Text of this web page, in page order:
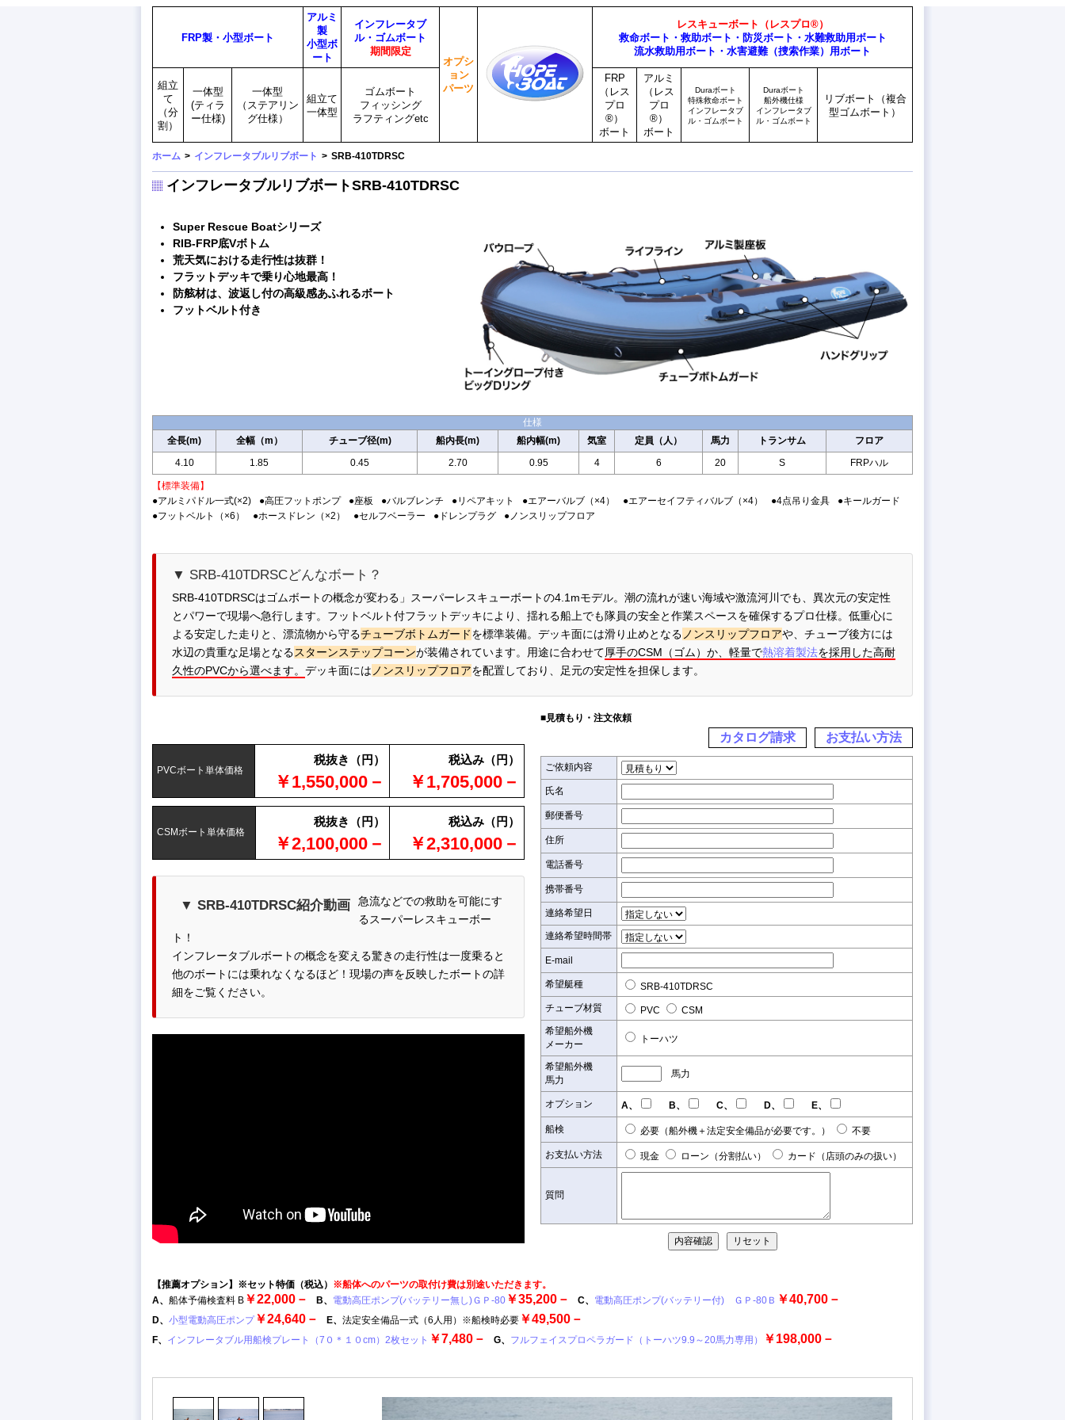
FRP製・小型ボート
アルミ
製
小型ボ
ート
インフレータブ
ル・ゴムボート
期間限定
オプシ
ョン
パーツ
レスキューボート（レスプロ®）
救命ボート・救助ボート・防災ボート・水難救助用ボート
流水救助用ボート・水害避難（捜索作業）用ボート
組立
て
（分
割）
一体型
(ティラ
ー仕様)
一体型
（ステアリン
グ仕様）
組立て
一体型
ゴムボート
フィッシング
ラフティングetc
FRP
（レス
プロ
®）
ボート
アルミ
（レス
プロ
®）
ボート
Duraボート
特殊救命ボート
インフレータブ
ル・ゴムボート
Duraボート
船外機仕様
インフレータブ
ル・ゴムボート
リブボート（複合
型ゴムボート）
ホーム > インフレータブルリブボート > SRB-410TDRSC
インフレータブルリブボートSRB-410TDRSC
Super Rescue Boatシリーズ
RIB-FRP底Vボトム
荒天気における走行性は抜群！
フラットデッキで乗り心地最高！
防舷材は、波返し付の高級感あふれるボート
フットベルト付き
仕様
全長(m)
全幅（m） チューブ径(m) 船内長(m) 船内幅(m) 気室 定員（人） 馬力 トランサム
フロア
4.10
1.85 0.45 2.70 0.95 4 6 20 S FRPハル
【標準装備】
●アルミパドル一式(×2)
●高圧フットポンプ ●座板 ●バルブレンチ ●リペアキット ●エアーバルブ（×4） ●エアーセイフティバルブ（×4） ●4点吊り金具
●キールガード
●フットベルト（×6）
●ホースドレン（×2） ●セルフベーラー ●ドレンプラグ ●ノンスリップフロア
▼ SRB-410TDRSCどんなボート？
SRB-410TDRSCはゴムボートの概念が変わる」スーパーレスキューボートの4.1mモデル。潮の流れが速い海域や激流河川でも、異次元の安定性
とパワーで現場へ急行します。フットベルト付フラットデッキにより、揺れる船上でも隊員の安全と作業スペースを確保するプロ仕様。低重心に
よる安定した走りと、漂流物から守るチューブボトムガードを標準装備。デッキ面には滑り止めとなる ノンスリップフロアや、チューブ後方には
水辺の貴重な足場となるスターンステップコーンが装備されています。用途に合わせて厚手のCSM（ゴム）か、軽量で熱溶着製法を採用した高耐
久性のPVCから選べます。 デッキ面には ノンスリップフロアを配置しており、足元の安定性を担保します。
PVCボート単体価格
税抜き（円）
￥1,550,000－
税込み（円）
￥1,705,000－
CSMボート単体価格
税抜き（円）
￥2,100,000－
税込み（円）
￥2,310,000－
▼ SRB-410TDRSC紹介動画
急流などでの救助を可能にす
るスーパーレスキューボー
ト！
インフレータブルボートの概念を変える驚きの走行性は一度乗ると
他のボートには乗れなくなるほど！現場の声を反映したボートの詳
細をご覧ください。
■見積もり・注文依頼
カタログ請求 お支払い方法
ご依頼内容
氏名
郵便番号
住所
電話番号
携帯番号
連絡希望日
連絡希望時間帯
E-mail
希望艇種
SRB-410TDRSC
チューブ材質
PVC
CSM
希望船外機
メーカー
トーハツ
希望船外機
馬力
馬力
オプション A、 B、 C、 D、 E、
船検 必要（船外機＋法定安全備品が必要です。） 不要
お支払い方法 現金 ローン（分割払い） カード（店頭のみの扱い）
質問
【推薦オプション】※セット特価（税込） ※船体へのパーツの取付け費は別途いただきます。
A、 船体予備検査料 B ￥22,000－ B、 電動高圧ポンプ(バッテリー無し)ＧＰ-80 ￥35,200－ C、 電動高圧ポンプ(バッテリー付) ＧＰ-80Ｂ ￥40,700－
D、 小型電動高圧ポンプ￥24,640－ E、 法定安全備品一式（6人用）※船検時必要 ￥49,500－
F、 インフレータブル用船検プレート（7０＊１０cm）2枚セット ￥7,480－ G、 フルフェイスプロペラガード（トーハツ9.9～20馬力専用） ￥198,000－